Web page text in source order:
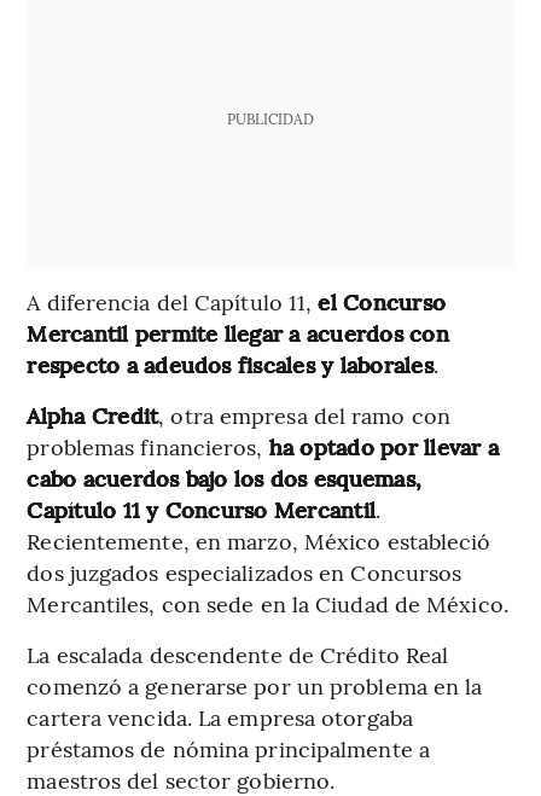
PUBLICIDAD
A diferencia del Capítulo 11,el Concurso
Mercantil permite llegar a acuerdos con
respecto a adeudos fiscales y laborales.
Alpha Credit, otra empresa del ramo con
problemas financieros, ha optado por llevar a
cabo acuerdos bajo los dos esquemas,
Capítulo 11 y Concurso Mercantil.
Recientemente, en marzo, México estableció
dos juzgados especializados en Concursos
Mercantiles, con sede en la Ciudad de México.
La escalada descendente de Crédito Real
comenzó a generarse por un problema en la
cartera vencida. La empresa otorgaba
préstamos de nómina principalmente a
maestros del sector gobierno.